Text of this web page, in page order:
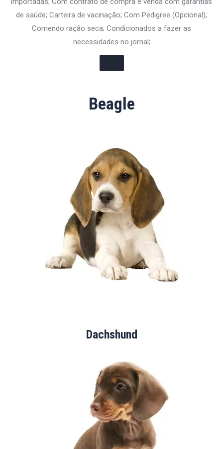
de saúde; Carteira de vacinação; Com Pedigree (Opcional);
Comendo ração seca; Condicionados a fazer as
necessidades no jornal;
Beagle
Dachshund